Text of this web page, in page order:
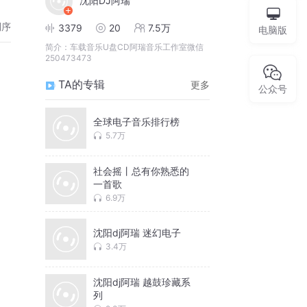
3379 20 7.5万
简介： 车载音乐U盘CD阿瑞音乐工作室微信
250473473
TA的专辑 更多
全球电子音乐排行榜
5.7万
社会摇丨总有你熟悉的
一首歌
6.9万
沈阳dj阿瑞 迷幻电子
3.4万
沈阳dj阿瑞 越鼓珍藏系
列
电脑版
公众号